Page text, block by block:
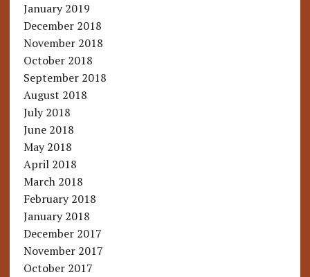
January 2019
December 2018
November 2018
October 2018
September 2018
August 2018
July 2018
June 2018
May 2018
April 2018
March 2018
February 2018
January 2018
December 2017
November 2017
October 2017